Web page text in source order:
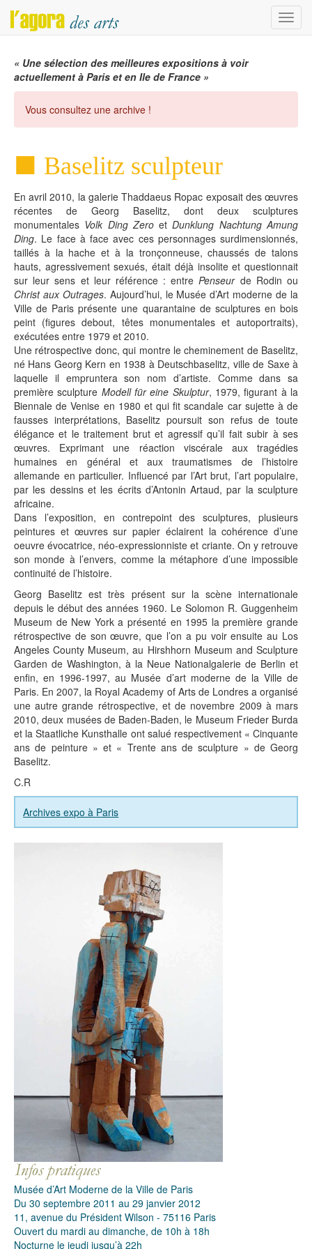
Menu
« Une sélection des meilleures expositions à voir
actuellement à Paris et en Ile de France »
Vous consultez une archive !
Baselitz sculpteur
En avril 2010, la galerie Thaddaeus Ropac exposait des œuvres
récentes de Georg Baselitz, dont deux sculptures
monumentales Volk Ding ZeroetDunklung Nachtung Amung
Ding. Le face à face avec ces personnages surdimensionnés,
taillés à la hache et à la tronçonneuse, chaussés de talons
hauts, agressivement sexués, était déjà insolite et questionnait
sur leur sens et leur référence : entrePenseurde Rodin ou
Christ aux Outrages. Aujourd’hui, le Musée d’Art moderne de la
Ville de Paris présente une quarantaine de sculptures en bois
peint (figures debout, têtes monumentales et autoportraits),
exécutées entre 1979 et 2010.
Une rétrospective donc, qui montre le cheminement de Baselitz,
né Hans Georg Kern en 1938 à Deutschbaselitz, ville de Saxe à
laquelle il empruntera son nom d’artiste. Comme dans sa
première sculpture Modell für eine Skulptur, 1979, figurant à la
Biennale de Venise en 1980 et qui fit scandale car sujette à de
fausses interprétations, Baselitz poursuit son refus de toute
élégance et le traitement brut et agressif qu’il fait subir à ses
œuvres. Exprimant une réaction viscérale aux tragédies
humaines en général et aux traumatismes de l’histoire
allemande en particulier. Influencé par l’Art brut, l’art populaire,
par les dessins et les écrits d’Antonin Artaud, par la sculpture
africaine.
Dans l’exposition, en contrepoint des sculptures, plusieurs
peintures et œuvres sur papier éclairent la cohérence d’une
oeuvre évocatrice, néo-expressionniste et criante. On y retrouve
son monde à l’envers, comme la métaphore d’une impossible
continuité de l’histoire.
Georg Baselitz est très présent sur la scène internationale
depuis le début des années 1960. Le Solomon R. Guggenheim
Museum de New York a présenté en 1995 la première grande
rétrospective de son œuvre, que l’on a pu voir ensuite au Los
Angeles County Museum, au Hirshhorn Museum and Sculpture
Garden de Washington, à la Neue Nationalgalerie de Berlin et
enfin, en 1996-1997, au Musée d’art moderne de la Ville de
Paris. En 2007, la Royal Academy of Arts de Londres a organisé
une autre grande rétrospective, et de novembre 2009 à mars
2010, deux musées de Baden-Baden, le Museum Frieder Burda
et la Staatliche Kunsthalle ont salué respectivement « Cinquante
ans de peinture » et « Trente ans de sculpture » de Georg
Baselitz.
C.R
Archives expo à Paris
Musée d’Art Moderne de la Ville de Paris
Du 30 septembre 2011 au 29 janvier 2012
11, avenue du Président Wilson - 75116 Paris
Ouvert du mardi au dimanche, de 10h à 18h
Nocturne le jeudi jusqu’à 22h